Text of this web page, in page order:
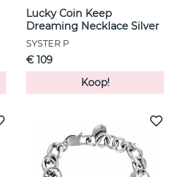
Lucky Coin Keep
Dreaming Necklace Silver
SYSTER P
€ 109
Koop!